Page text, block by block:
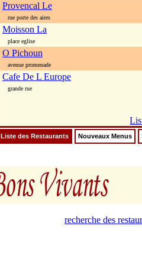
Provencal Le
rue porte des aires
Moisson La
place eglise
O Pichoun
avenue promenade
Cafe De L Europe
grande rue
Liste des Restaurants Nouveaux Menus
recherche des